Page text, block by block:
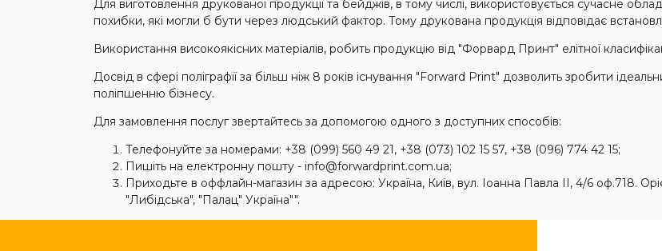
Для виготовлення друкованої продукції та бейджів, в тому числі, використовується сучасне
похибки, які могли б бути через людський фактор. Тому друкована продукція відповідає
Використання високоякісних матеріалів, робить продукцію від "Форвард Принт" елітної
Досвід в сфері поліграфії за більш ніж 8 років існування "Forward Print" дозволить зробити
поліпшенню бізнесу.
Для замовлення послуг звертайтесь за допомогою одного з доступних способів:
Телефонуйте за номерами: +38 (099) 560 49 21, +38 (073) 102 15 57, +38 (096) 774 42 15;
Пишіть на електронну пошту - info@forwardprint.com.ua;
Приходьте в оффлайн-магазин за адресою: Україна, Київ, вул. Іоанна Павла II, 4/6 оф.718.
"Либідська", "Палац" Україна"".